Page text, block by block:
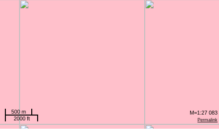
Permalink
500 m
2000 ft
M=1:27 083